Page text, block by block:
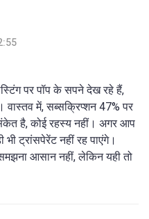
पर पॉप के सपने देख रहे हैं,
वास्तव में, सब्सक्रिप्शन 47% पर
है, कोई रहस्य नहीं। अगर आप
ट्रांसपेरेंट नहीं रह पाएंगे।
आसान नहीं, लेकिन यही तो